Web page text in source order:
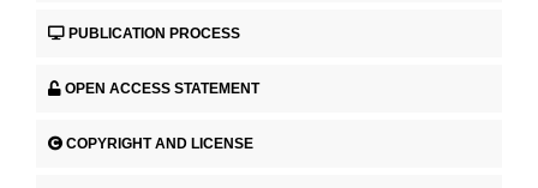
PUBLICATION PROCESS
OPEN ACCESS STATEMENT
COPYRIGHT AND LICENSE